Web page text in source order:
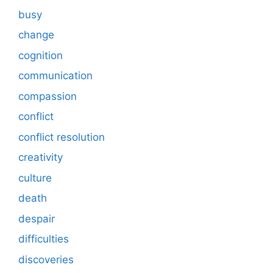
busy
change
cognition
communication
compassion
conflict
conflict resolution
creativity
culture
death
despair
difficulties
discoveries